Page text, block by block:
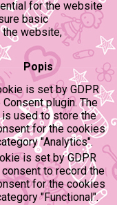
for the website
basic
website,
Popis
is set by GDPR
Consent plugin. The
used to store the
for the cookies
"Analytics".
is set by GDPR
to record the
for the cookies
"Functional".